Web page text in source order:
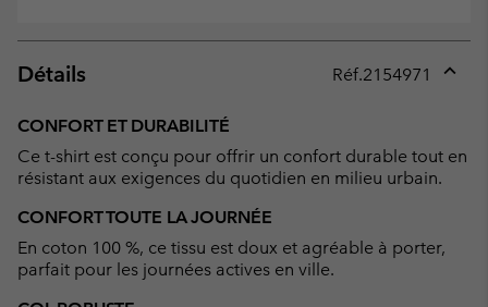
Détails Réf.2154971
CONFORT ET DURABILITÉ
Ce t-shirt est conçu pour offrir un confort durable tout en
résistant aux exigences du quotidien en milieu urbain.
CONFORT TOUTE LA JOURNÉE
En coton 100 %, ce tissu est doux et agréable à porter,
parfait pour les journées actives en ville.